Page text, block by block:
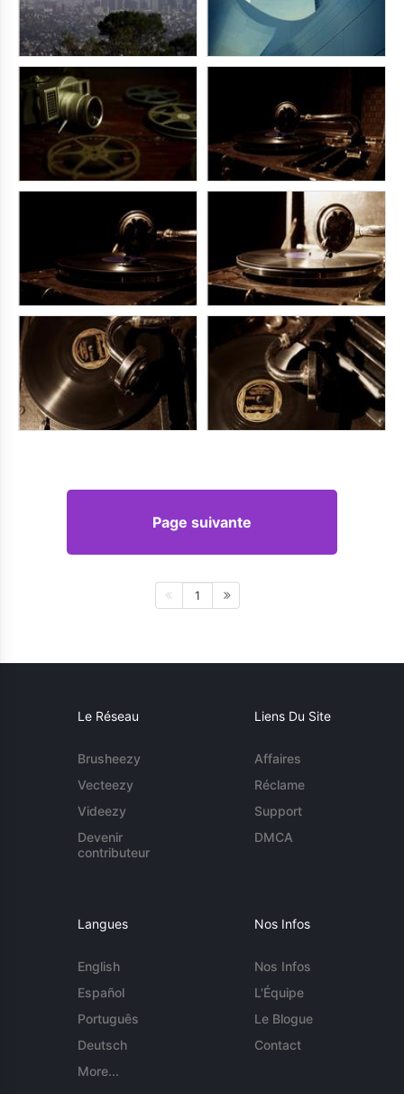
Page suivante
1
Le Réseau
Brusheezy
Vecteezy
Videezy
Devenir
contributeur
Liens Du Site
Affaires
Réclame
Support
DMCA
Langues
English
Español
Português
Deutsch
More...
Nos Infos
Nos Infos
L'Équipe
Le Blogue
Contact